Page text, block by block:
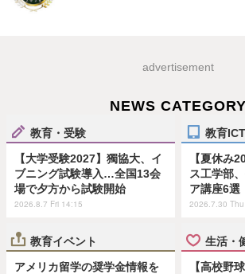
advertisement
NEWS CATEGORY
教育・受験
【大学受験2027】獨協大、イ
ブニング試験導入…全国13会
場で夕方から試験開始
2026.8.7 Fri 14:15
教育ICT
【夏休み
ス工学部
ア講座6選
2026.7.30
教育イベント
アメリカ留学の奨学金情報を
生活・
【高校野